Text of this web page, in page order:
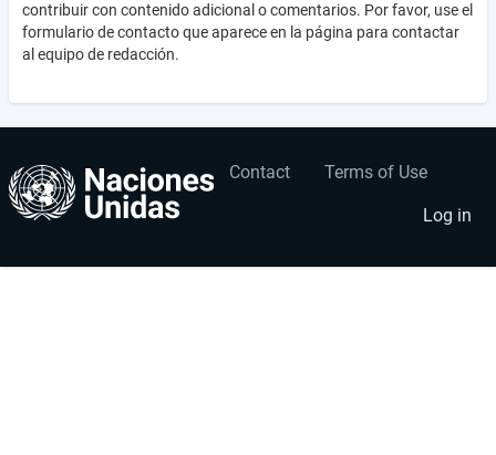
contribuir con contenido adicional o comentarios. Por favor, use el
formulario de contacto que aparece en la página para contactar
al equipo de redacción.
Footer
Contact Terms of Use
User
account
menu
Log in